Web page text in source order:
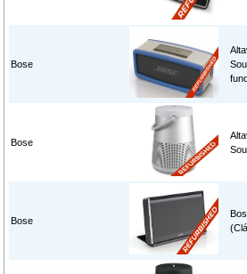
Bose
Bose
Bose